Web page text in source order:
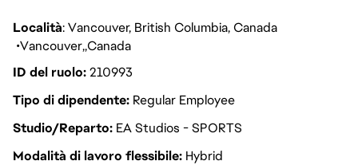
Località: Vancouver, British Columbia, Canada
Vancouver Canada
ID del ruolo210993
Tipo di dipendente Regular Employee
Studio/Reparto EA Studios - SPORTS
Modalità di lavoro flessibile Hybrid